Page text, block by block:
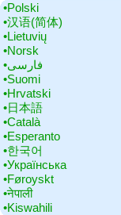
•‎Polski
•‎汉语(简体)
•‎Lietuvių
•‎Norsk
•‎فارسی
•‎Suomi
•‎Hrvatski
•‎日本語
•‎Català
•‎Esperanto
•‎한국어
•‎Українська
•‎Føroyskt
•‎नेपाली
•‎Kiswahili